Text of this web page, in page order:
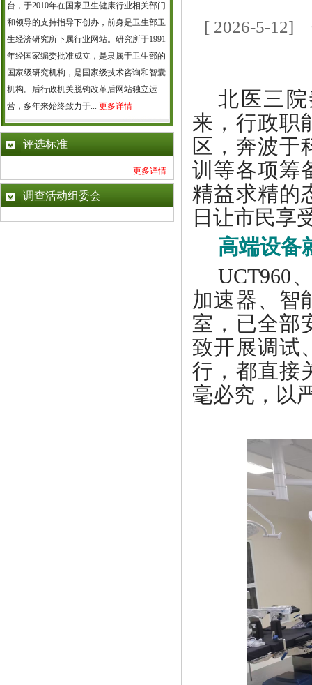
台，于2010年在国家卫生健康行业相关部门
和领导的支持指导下创办，前身是卫生部卫
生经济研究所下属行业网站。研究所于1991
年经国家编委批准成立，是隶属于卫生部的
国家级研究机构，是国家级技术咨询和智囊
机构。后行政机关脱钩改革后网站独立运
营，多年来始终致力于... 更多详情
评选标准
更多详情
调查活动组委会
[ 2026-5-12]
北医三
来，行政职
区，奔波于
训等各项筹
精益求精的
日让市民享
高端设备
UCT960
加速器、智
室，已全部
致开展调试
行，都直接
毫必究，以